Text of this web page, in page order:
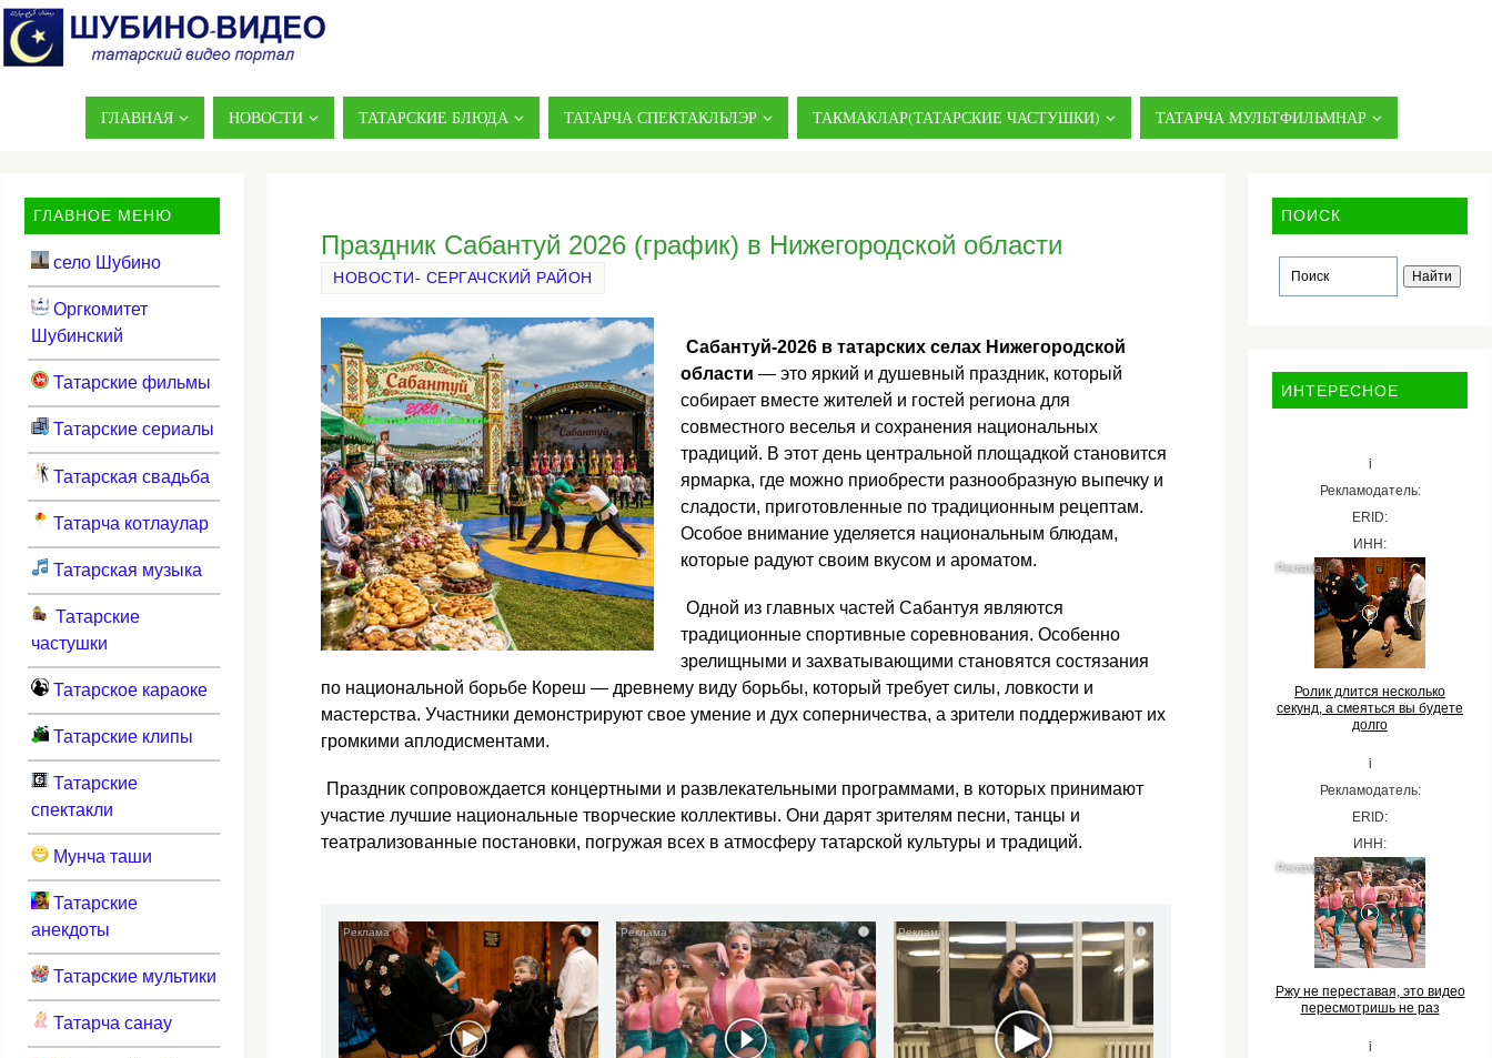
ГЛАВНАЯ НОВОСТИ ТАТАРСКИЕ БЛЮДА ТАТАРЧА СПЕКТАКЛЬЛЭР ТАКМАКЛАР(ТАТАРСКИЕ ЧАСТУШКИ) ТАТАРЧА МУЛЬТФИЛЬМНАР
Праздник Сабантуй 2026 (график) в Нижегородской области
НОВОСТИ- СЕРГАЧСКИЙ РАЙОН
Сабантуй-2026 в татарских селах Нижегородской
области — это яркий и душевный праздник, который
собирает вместе жителей и гостей региона для
совместного веселья и сохранения национальных
традиций. В этот день центральной площадкой становится
ярмарка, где можно приобрести разнообразную выпечку и
сладости, приготовленные по традиционным рецептам.
Особое внимание уделяется национальным блюдам,
которые радуют своим вкусом и ароматом.
Одной из главных частей Сабантуя являются
традиционные спортивные соревнования. Особенно
зрелищными и захватывающими становятся состязания
по национальной борьбе Кореш — древнему виду борьбы, который требует силы, ловкости и
мастерства. Участники демонстрируют свое умение и дух соперничества, а зрители поддерживают их
громкими аплодисментами.
Праздник сопровождается концертными и развлекательными программами, в которых принимают
участие лучшие национальные творческие коллективы. Они дарят зрителям песни, танцы и
театрализованные постановки, погружая всех в атмосферу татарской культуры и традиций.
i i i
ГЛАВНОЕ МЕНЮ
село Шубино
Оргкомитет
Шубинский
Татарские фильмы
Татарские сериалы
Татарская свадьба
Татарча котлаулар
Татарская музыка
Татарские
частушки
Татарское караоке
Татарские клипы
Татарские
спектакли
Мунча таши
Татарские
анекдоты
Татарские мультики
Татарча санау
ПОИСК
ИНТЕРЕСНОЕ
i
Рекламодатель:
ERID:
ИНН:
Ролик длится несколько
секунд, а смеяться вы будете
долго
i
Рекламодатель:
ERID:
ИНН:
Ржу не переставая, это видео
пересмотришь не раз
i